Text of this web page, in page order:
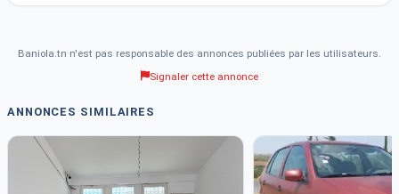
Baniola.tn n'est pas responsable des annonces publiées par les utilisateurs.
Signaler cette annonce
ANNONCES SIMILAIRES